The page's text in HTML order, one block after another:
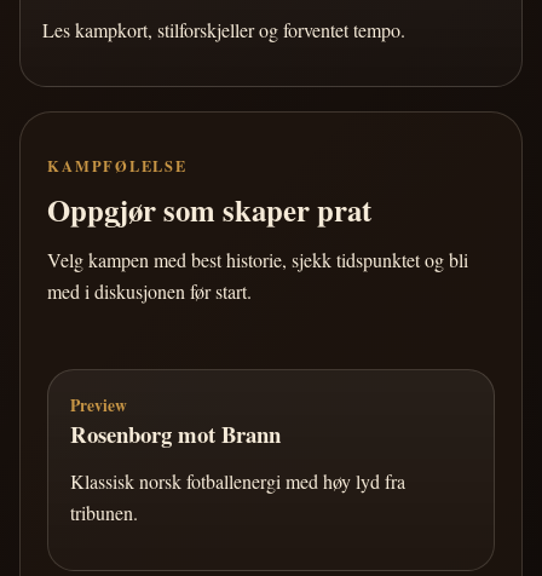
Les kampkort, stilforskjeller og forventet tempo.
KAMPFØLELSE
Oppgjør som skaper prat
Velg kampen med best historie, sjekk tidspunktet og bli
med i diskusjonen før start.
Preview
Rosenborg mot Brann
Klassisk norsk fotballenergi med høy lyd fra
tribunen.